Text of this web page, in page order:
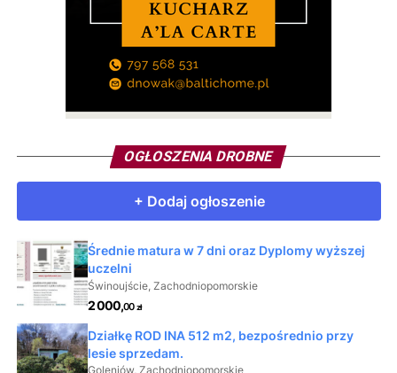
OGŁOSZENIA DROBNE